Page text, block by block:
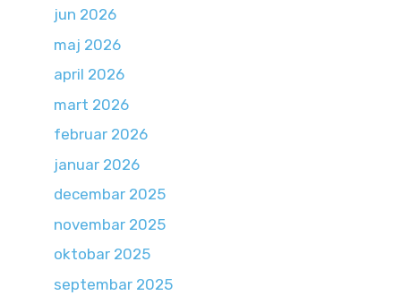
jun 2026
maj 2026
april 2026
mart 2026
februar 2026
januar 2026
decembar 2025
novembar 2025
oktobar 2025
septembar 2025